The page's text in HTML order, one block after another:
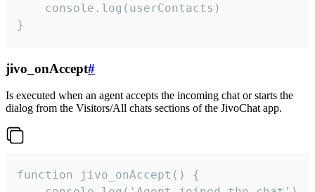
    console.log(userContacts)
}
jivo_onAccept#
Is executed when an agent accepts the incoming chat or starts the
dialog from the Visitors/All chats sections of the JivoChat app.
function jivo_onAccept() {